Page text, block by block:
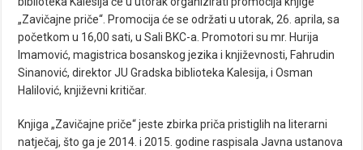
„Zavičajne priče“. Promocija će se održati u utorak, 26. aprila, sa
početkom u 16,00 sati, u Sali BKC-a. Promotori su mr. Hurija
Imamović, magistrica bosanskog jezika i književnosti, Fahrudin
Sinanović, direktor JU Gradska biblioteka Kalesija, i Osman
Halilović, književni kritičar.
Knjiga „Zavičajne priče“ jeste zbirka priča pristiglih na literarni
natječaj, što ga je 2014. i 2015. godine raspisala Javna ustanova